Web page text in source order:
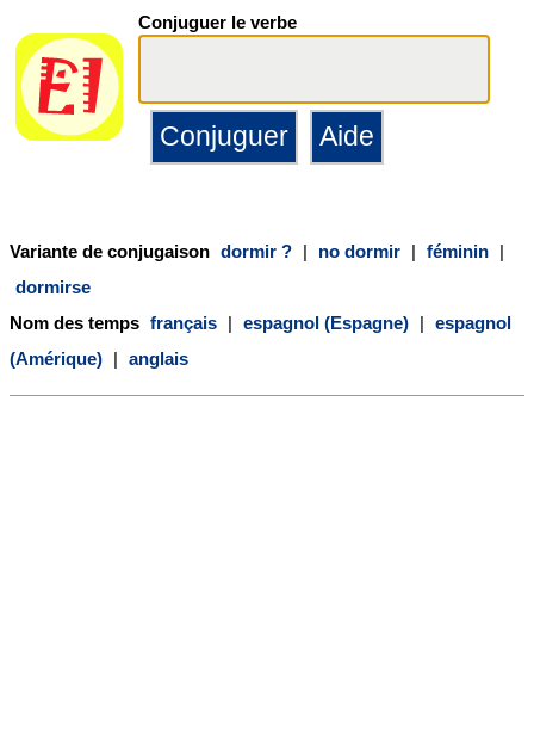
Conjuguer le verbe
Variante de conjugaison dormir ? | no dormir | féminin |
dormirse
Nom des temps français | espagnol (Espagne) | espagnol
(Amérique) | anglais